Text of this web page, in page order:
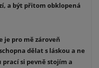
a být přitom obklopená
je pro mě zároveň
dělat s láskou a ne
prací si pevně stojím a